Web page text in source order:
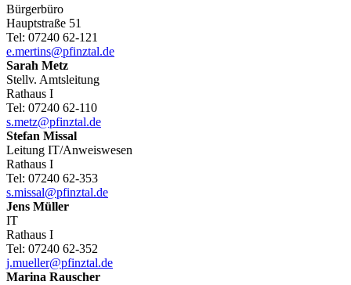
Bürgerbüro
Hauptstraße 51
Tel: 07240 62-121
e.mertins@pfinztal.de
Sarah Metz
Stellv. Amtsleitung
Rathaus I
Tel: 07240 62-110
s.metz@pfinztal.de
Stefan Missal
Leitung IT/Anweiswesen
Rathaus I
Tel: 07240 62-353
s.missal@pfinztal.de
Jens Müller
IT
Rathaus I
Tel: 07240 62-352
j.mueller@pfinztal.de
Marina Rauscher